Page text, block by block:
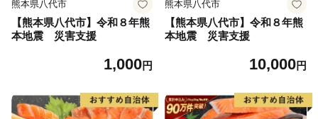
熊本県八代市
【熊本県八代市】令和８年熊
本地震 災害支援
1,000円
熊本県八代市
【熊本県八代市】令和８年熊
本地震 災害支援
10,000円